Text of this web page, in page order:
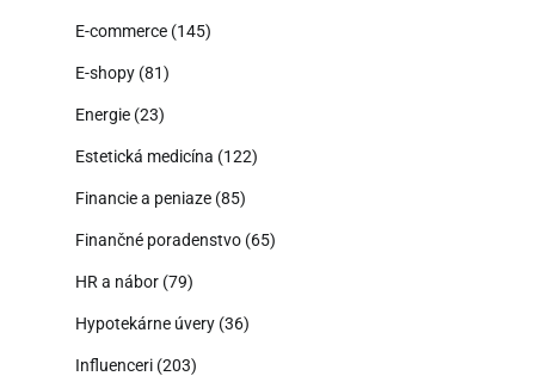
E-commerce (145)
E-shopy (81)
Energie (23)
Estetická medicína (122)
Financie a peniaze (85)
Finančné poradenstvo (65)
HR a nábor (79)
Hypotekárne úvery (36)
Influenceri (203)